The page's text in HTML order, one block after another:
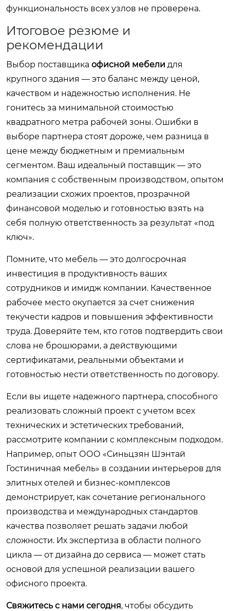
функциональность всех узлов не проверена.
Итоговое резюме и
рекомендации
Выбор поставщика офисной мебели для
крупного здания — это баланс между ценой,
качеством и надежностью исполнения. Не
гонитесь за минимальной стоимостью
квадратного метра рабочей зоны. Ошибки в
выборе партнера стоят дороже, чем разница в
цене между бюджетным и премиальным
сегментом. Ваш идеальный поставщик — это
компания с собственным производством, опытом
реализации схожих проектов, прозрачной
финансовой моделью и готовностью взять на
себя полную ответственность за результат «под
ключ».
Помните, что мебель — это долгосрочная
инвестиция в продуктивность ваших
сотрудников и имидж компании. Качественное
рабочее место окупается за счет снижения
текучести кадров и повышения эффективности
труда. Доверяйте тем, кто готов подтвердить свои
слова не брошюрами, а действующими
сертификатами, реальными объектами и
готовностью нести ответственность по договору.
Если вы ищете надежного партнера, способного
реализовать сложный проект с учетом всех
технических и эстетических требований,
рассмотрите компании с комплексным подходом.
Например, опыт ООО «Синьцзян Шэнтай
Гостиничная мебель» в создании интерьеров для
элитных отелей и бизнес-комплексов
демонстрирует, как сочетание регионального
производства и международных стандартов
качества позволяет решать задачи любой
сложности. Их экспертиза в области полного
цикла — от дизайна до сервиса — может стать
основой для успешной реализации вашего
офисного проекта.
Свяжитесь с нами сегодня, чтобы обсудить